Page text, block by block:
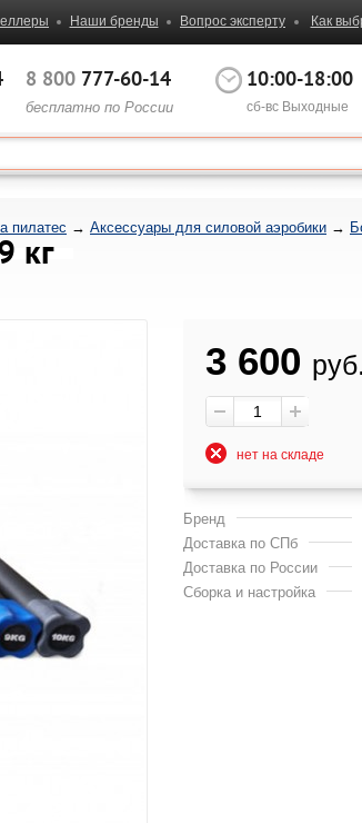
Наши бренды Вопрос эксперту Как
8 800 777-60-14
бесплатно по России
10:00-18:00
сб-вс Выходные
пилатес → Аксессуары для силовой аэробики →
кг
3 600
нет на складе
Бренд
Доставка по СПб
Доставка по России
Сборка и настройка